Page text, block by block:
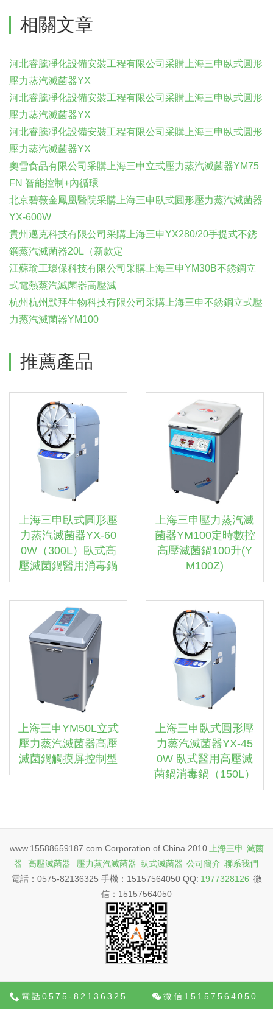
相關文章
河北睿騰凈化設備安裝工程有限公司采購上海三申臥式圓形
壓力蒸汽滅菌器YX
河北睿騰凈化設備安裝工程有限公司采購上海三申臥式圓形
壓力蒸汽滅菌器YX
河北睿騰凈化設備安裝工程有限公司采購上海三申臥式圓形
壓力蒸汽滅菌器YX
奧雪食品有限公司采購上海三申立式壓力蒸汽滅菌器YM75
FN 智能控制+內循環
北京碧薇金鳳凰醫院采購上海三申臥式圓形壓力蒸汽滅菌器
YX-600W
貴州邁克科技有限公司采購上海三申YX280/20手提式不銹
鋼蒸汽滅菌器20L（新款定
江蘇瑜工環保科技有限公司采購上海三申YM30B不銹鋼立
式電熱蒸汽滅菌器高壓滅
杭州杭州默拜生物科技有限公司采購上海三申不銹鋼立式壓
力蒸汽滅菌器YM100
推薦產品
上海三申臥式圓形壓
力蒸汽滅菌器YX-60
0W（300L）臥式高
壓滅菌鍋醫用消毒鍋
上海三申壓力蒸汽滅
菌器YM100定時數控
高壓滅菌鍋100升(Y
M100Z)
上海三申YM50L立式
壓力蒸汽滅菌器高壓
滅菌鍋觸摸屏控制型
上海三申臥式圓形壓
力蒸汽滅菌器YX-45
0W 臥式醫用高壓滅
菌鍋消毒鍋（150L）
www.15588659187.com Corporation of China 2010 上海三申 滅菌
器
高壓滅菌器 壓力蒸汽滅菌器 臥式滅菌器 公司簡介 聯系我們
電話：0575-82136325 手機：15157564050 QQ: 1977328126 微
信：15157564050
電話0575-82136325 微信15157564050
久久99精品久久久久久青青